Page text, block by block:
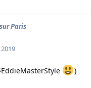
Paris
)